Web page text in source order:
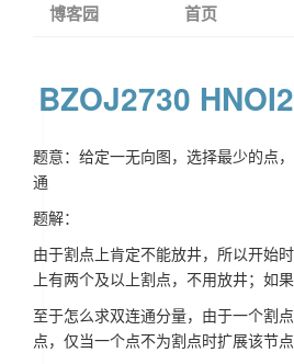
博客园 首页
BZOJ2730
题意：给定一无向图，选择最少的点
通
题解：
由于割点上肯定不能放井，所以开始
上有两个及以上割点，不用放井；如
至于怎么求双连通分量，由于一个割
点，仅当一个点不为割点时扩展该节点